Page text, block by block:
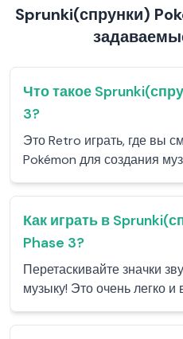
Sprunki(спрунки)
Что такое
3?
Это Retro играть, где вы
Pokémon для создания
Как играть в
Phase 3?
Перетаскивайте значки
музыку! Это очень легко и